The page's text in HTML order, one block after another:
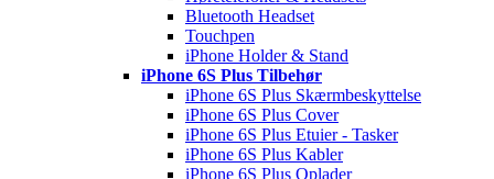
Bluetooth Headset
Touchpen
iPhone Holder & Stand
iPhone 6S Plus Tilbehør
iPhone 6S Plus Skærmbeskyttelse
iPhone 6S Plus Cover
iPhone 6S Plus Etuier - Tasker
iPhone 6S Plus Kabler
iPhone 6S Plus Oplader